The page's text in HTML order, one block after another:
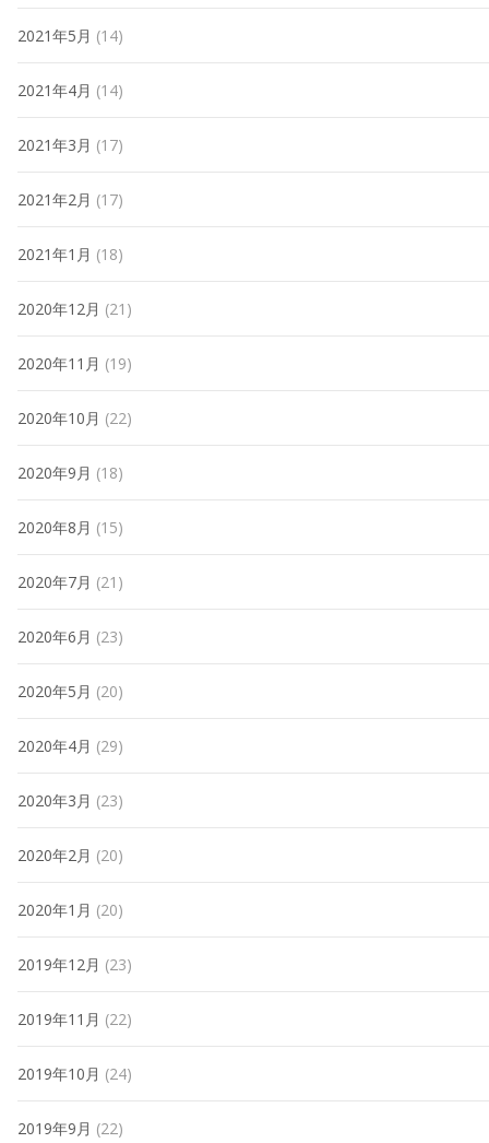
2021年5月 (14)
2021年4月 (14)
2021年3月 (17)
2021年2月 (17)
2021年1月 (18)
2020年12月 (21)
2020年11月 (19)
2020年10月 (22)
2020年9月 (18)
2020年8月 (15)
2020年7月 (21)
2020年6月 (23)
2020年5月 (20)
2020年4月 (29)
2020年3月 (23)
2020年2月 (20)
2020年1月 (20)
2019年12月 (23)
2019年11月 (22)
2019年10月 (24)
2019年9月 (22)